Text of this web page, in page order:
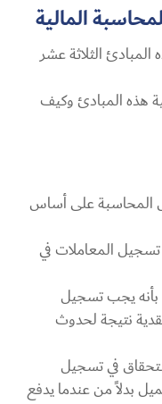
الثلاثة عشر
هذه المبادئ وكيف
المحاسبة على أساس
المعاملات في
بأنه يجب تسجيل
نتيجة لحدوث
في تسجيل
بدلاً من عندما يدفع